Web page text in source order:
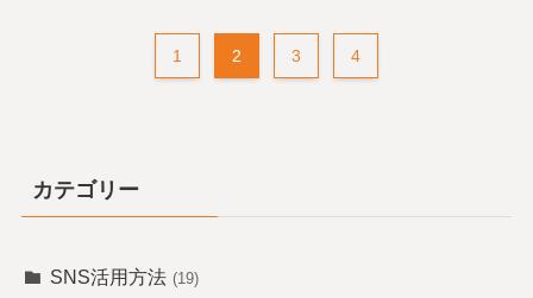
1 2 3 4
カテゴリー
SNS活用方法 (19)